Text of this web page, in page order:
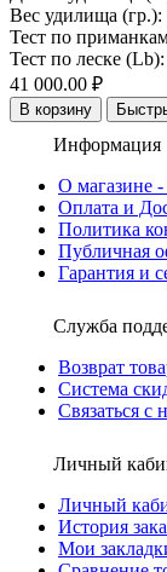
Вес удилища (гр.):
Тест по
Тест по леске (Lb):
41 000.00 ₽
В корзину
Информация
О магазине -
Оплата и
Политика
Публичная
Гарантия и
Служба
Возврат
Система
Связаться с
Личный
Личный
История
Мои